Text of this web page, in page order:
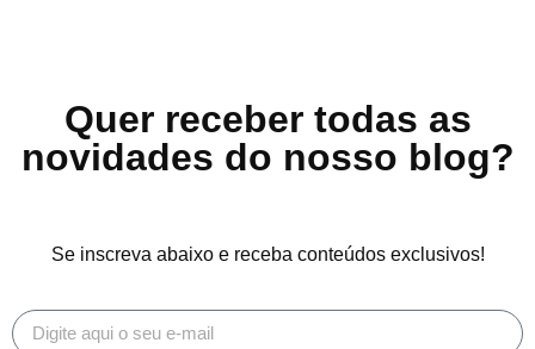
Quer receber todas as
novidades do nosso blog?
Se inscreva abaixo e receba conteúdos exclusivos!